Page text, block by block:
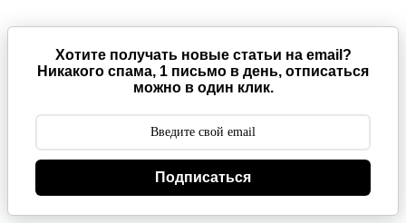
Хотите получать новые статьи на email?
Никакого спама, 1 письмо в день, отписаться
можно в один клик.
Подписаться